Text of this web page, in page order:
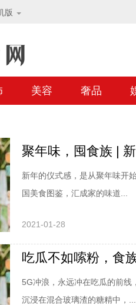
版
美容 奢品
聚年味，囤食族 |
新年的仪式感，是从聚年味开
国美食图鉴，汇成家的味道...
2021-01-28
吃瓜不如嗦粉，食
5G冲浪，永远冲在吃瓜的前
沉浸在混合玻璃渣的糖精中，...